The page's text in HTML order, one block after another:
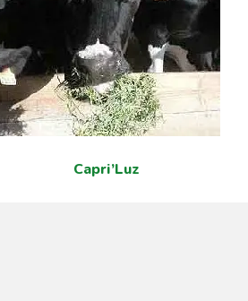
Capri’Luz